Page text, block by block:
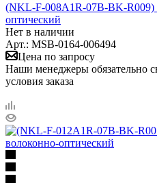
(NKL-F-008A1R-07B-BK-
оптический
Нет в наличии
Арт.: MSB-0164-006494
Цена по запросу
Наши менеджеры обязательно
условия заказа